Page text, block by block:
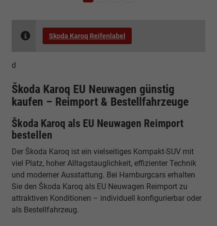
Skoda Karoq Reifenlabel
d
Škoda Karoq EU Neuwagen günstig
kaufen – Reimport & Bestellfahrzeuge
Škoda Karoq als EU Neuwagen Reimport
bestellen
Der Škoda Karoq ist ein vielseitiges Kompakt-SUV mit
viel Platz, hoher Alltagstauglichkeit, effizienter Technik
und moderner Ausstattung. Bei Hamburgcars erhalten
Sie den Škoda Karoq als EU Neuwagen Reimport zu
attraktiven Konditionen – individuell konfigurierbar oder
als Bestellfahrzeug.